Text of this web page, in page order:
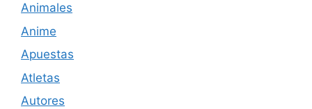
Animales
Anime
Apuestas
Atletas
Autores